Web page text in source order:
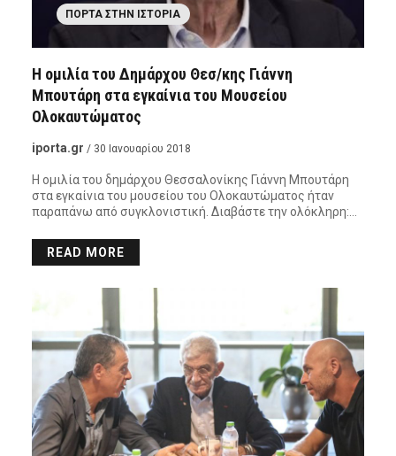
ΠΌΡΤΑ ΣΤΗΝ ΙΣΤΟΡΊΑ
Η ομιλία του Δημάρχου Θεσ/κης Γιάννη
Μπουτάρη στα εγκαίνια του Μουσείου
Ολοκαυτώματος
iporta.gr / 30 Ιανουαρίου 2018
Η ομιλία του δημάρχου Θεσσαλονίκης Γιάννη Μπουτάρη
στα εγκαίνια του μουσείου του Ολοκαυτώματος ήταν
παραπάνω από συγκλονιστική. Διαβάστε την ολόκληρη:…
READ MORE